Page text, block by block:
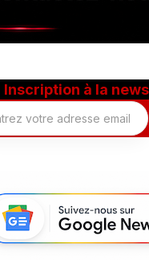
Inscription à la